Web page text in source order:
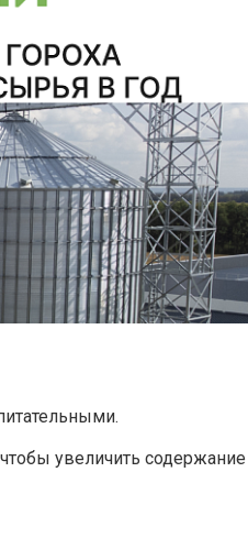
увеличить содержание